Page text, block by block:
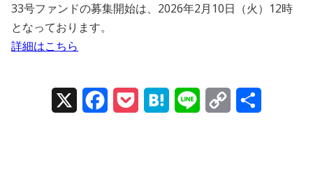
33号ファンドの募集開始は、2026年2月10日（火）12時
となっております。
詳細はこちら
Facebook
Pocket Hatena Line
Copy